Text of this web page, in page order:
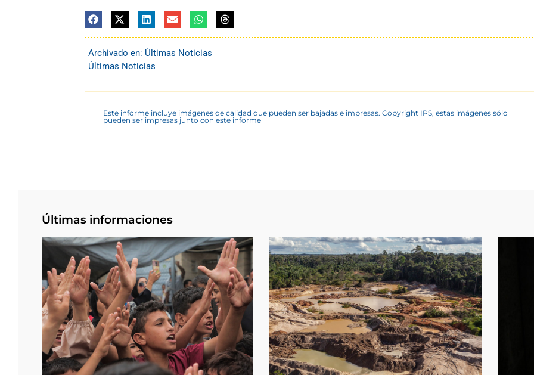
Archivado en: Últimas Noticias
Últimas Noticias
Este informe incluye imágenes de calidad que pueden ser bajadas e impresas. Copyright IPS, estas imágenes sólo
pueden ser impresas junto con este informe
Últimas informaciones